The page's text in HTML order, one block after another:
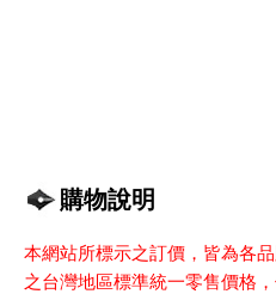
購物說明
本網站所標示之訂價，皆為各
之台灣地區標準統一零售價格